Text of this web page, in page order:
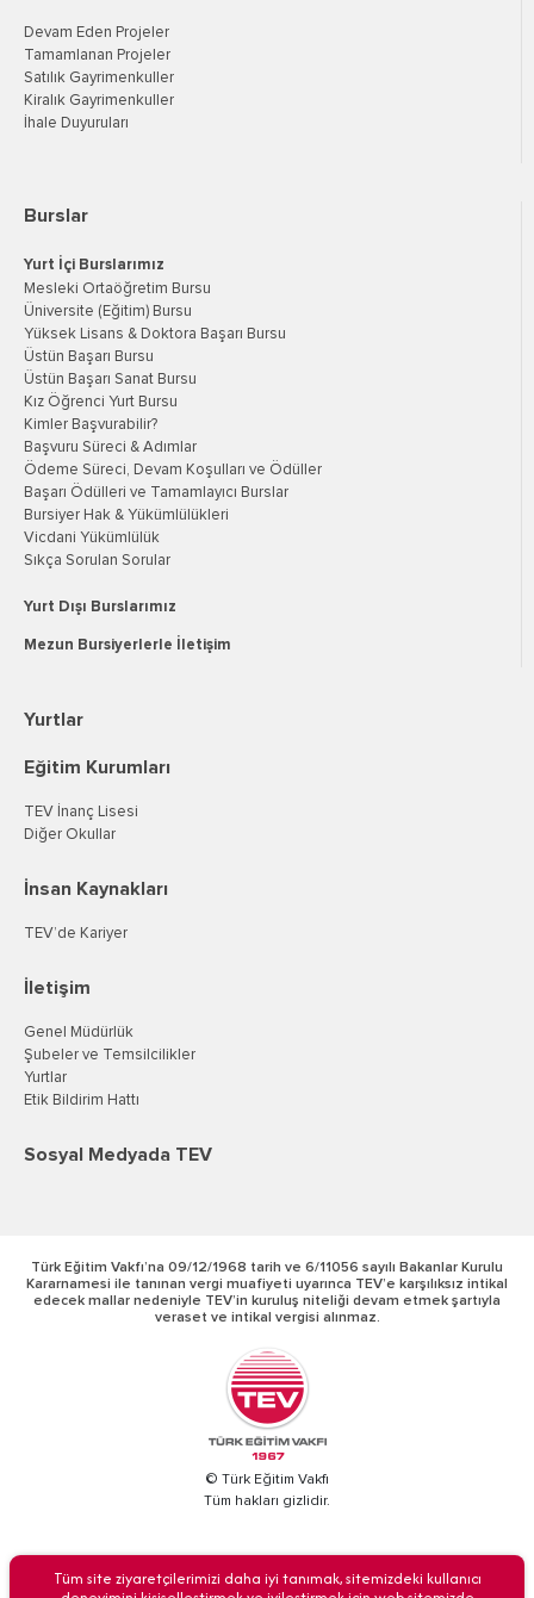
Devam Eden Projeler
Tamamlanan Projeler
Satılık Gayrimenkuller
Kiralık Gayrimenkuller
İhale Duyuruları
Burslar
Yurt İçi Burslarımız
Mesleki Ortaöğretim Bursu
Üniversite (Eğitim) Bursu
Yüksek Lisans & Doktora Başarı Bursu
Üstün Başarı Bursu
Üstün Başarı Sanat Bursu
Kız Öğrenci Yurt Bursu
Kimler Başvurabilir?
Başvuru Süreci & Adımlar
Ödeme Süreci, Devam Koşulları ve Ödüller
Başarı Ödülleri ve Tamamlayıcı Burslar
Bursiyer Hak & Yükümlülükleri
Vicdani Yükümlülük
Sıkça Sorulan Sorular
Yurt Dışı Burslarımız
Mezun Bursiyerlerle İletişim
Yurtlar
Eğitim Kurumları
TEV İnanç Lisesi
Diğer Okullar
İnsan Kaynakları
TEV’de Kariyer
İletişim
Genel Müdürlük
Şubeler ve Temsilcilikler
Yurtlar
Etik Bildirim Hattı
Sosyal Medyada TEV
Türk Eğitim Vakfı’na 09/12/1968 tarih ve 6/11056 sayılı Bakanlar Kurulu
Kararnamesi ile tanınan vergi muafiyeti uyarınca TEV’e karşılıksız intikal
edecek mallar nedeniyle TEV’in kuruluş niteliği devam etmek şartıyla
veraset ve intikal vergisi alınmaz.
© Türk Eğitim Vakfı
Tüm hakları gizlidir.
BİZİ ARAYIN
Tüm site ziyaretçilerimizi daha iyi tanımak, sitemizdeki kullanıcı